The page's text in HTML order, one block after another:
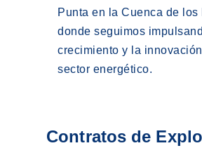
Punta en la Cuenca de los
donde seguimos
crecimiento y la
sector energético.
Contratos de